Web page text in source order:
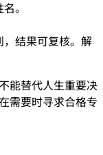
。
结果可复核。解
能替代人生重要决
需要时寻求合格专